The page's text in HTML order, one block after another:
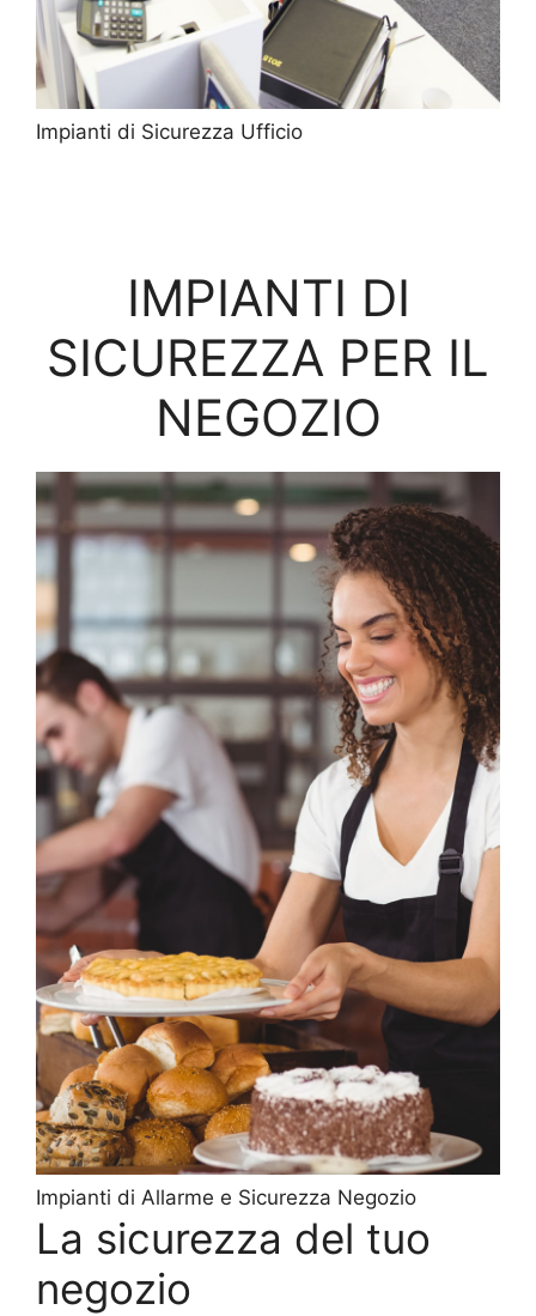
Impianti di Sicurezza Ufficio
IMPIANTI DI
SICUREZZA PER IL
NEGOZIO
Impianti di Allarme e Sicurezza Negozio
La sicurezza del tuo
negozio